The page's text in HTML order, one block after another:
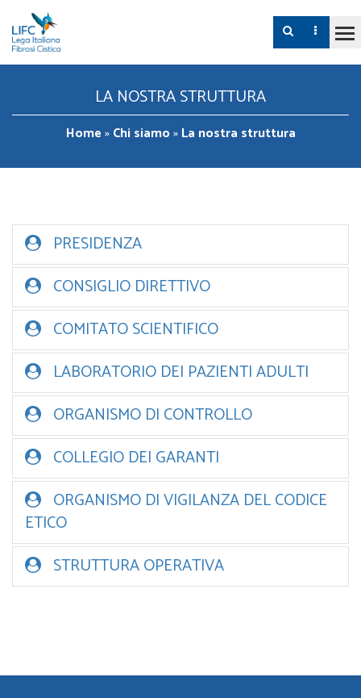
LA NOSTRA STRUTTURA
Home»Chi siamo»La nostra struttura
PRESIDENZA
CONSIGLIO DIRETTIVO
COMITATO SCIENTIFICO
LABORATORIO DEI PAZIENTI ADULTI
ORGANISMO DI CONTROLLO
COLLEGIO DEI GARANTI
ORGANISMO DI VIGILANZA DEL CODICE
ETICO
STRUTTURA OPERATIVA